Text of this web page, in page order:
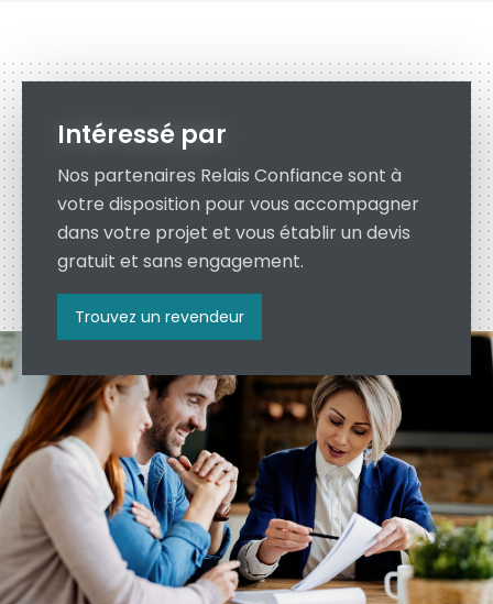
Intéressé par
Nos partenaires Relais Confiance sont à
votre disposition pour vous accompagner
dans votre projet et vous établir un devis
gratuit et sans engagement.
Trouvez un revendeur